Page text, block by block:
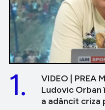
VIDEO | PREA
Ludovic Orban
a adâncit criza
1.